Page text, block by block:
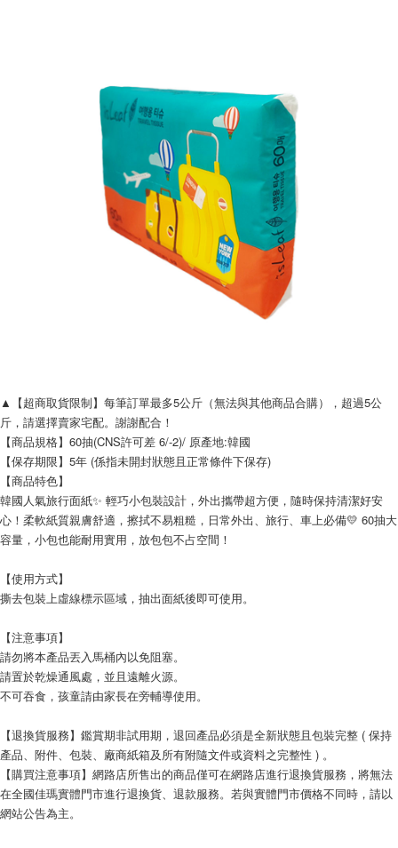
▲【超商取貨限制】每筆訂單最多5公斤（無法與其他商品合購），超過5公
斤，請選擇賣家宅配。謝謝配合！
【商品規格】60抽(CNS許可差 6/-2)/ 原產地:韓國
【保存期限】5年 (係指未開封狀態且正常條件下保存)
【商品特色】
韓國人氣旅行面紙✨ 輕巧小包裝設計，外出攜帶超方便，隨時保持清潔好安
心！柔軟紙質親膚舒適，擦拭不易粗糙，日常外出、旅行、車上必備💛 60抽大
容量，小包也能耐用實用，放包包不占空間！
【使用方式】
撕去包裝上虛線標示區域，抽出面紙後即可使用。
【注意事項】
請勿將本產品丟入馬桶內以免阻塞。
請置於乾燥通風處，並且遠離火源。
不可吞食，孩童請由家長在旁輔導使用。
【退換貨服務】鑑賞期非試用期，退回產品必須是全新狀態且包裝完整 ( 保持
產品、附件、包裝、廠商紙箱及所有附隨文件或資料之完整性 ) 。
【購買注意事項】網路店所售出的商品僅可在網路店進行退換貨服務，將無法
在全國佳瑪實體門市進行退換貨、退款服務。若與實體門市價格不同時，請以
網站公告為主。